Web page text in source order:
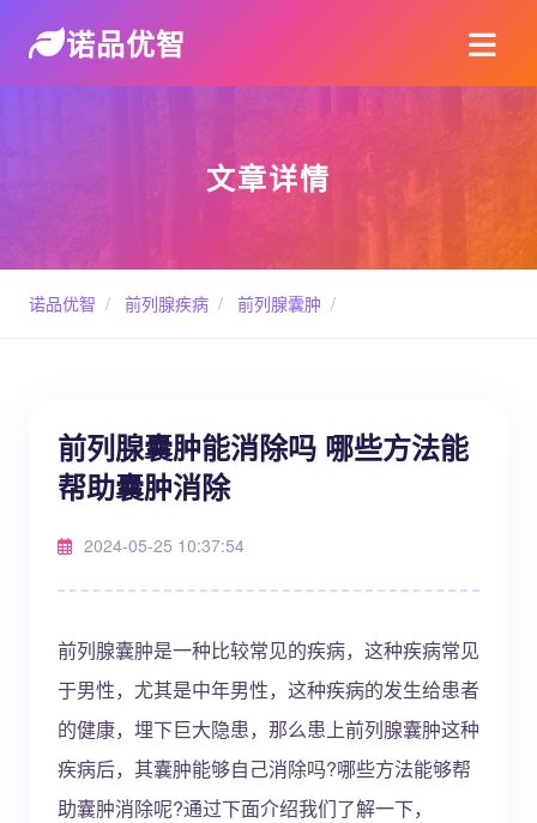
诺品优智
文章详情
诺品优智 / 前列腺疾病 / 前列腺囊肿 /
前列腺囊肿能消除吗 哪些方法能
帮助囊肿消除
2024-05-25 10:37:54
前列腺囊肿是一种比较常见的疾病，这种疾病常见
于男性，尤其是中年男性，这种疾病的发生给患者
的健康，埋下巨大隐患，那么患上前列腺囊肿这种
疾病后，其囊肿能够自己消除吗?哪些方法能够帮
助囊肿消除呢?通过下面介绍我们了解一下，